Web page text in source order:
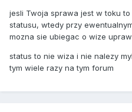
jesli Twoja sprawa jest w toku
statusu, wtedy przy
mozna sie ubiegac o wize
status to nie wiza i nie nalezy
tym wiele razy na tym forum